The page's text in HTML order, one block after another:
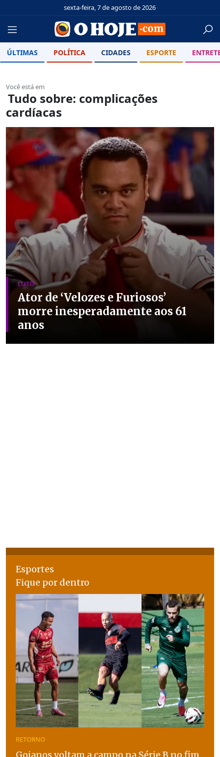
sexta-feira, 7 de agosto de 2026
ÚLTIMAS POLÍTICA CIDADES ESPORTE
Você está em
Tudo sobre: complicações
cardíacas
LUTO
Ator de ‘Velozes e Furiosos’
morre inesperadamente aos 61
anos
Esportes
Fique por dentro
RETORNO